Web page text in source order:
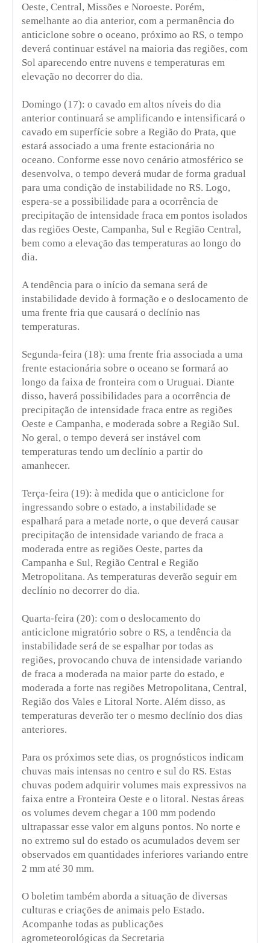
Oeste, Central, Missões e Noroeste. Porém,
semelhante ao dia anterior, com a permanência do
anticiclone sobre o oceano, próximo ao RS, o tempo
deverá continuar estável na maioria das regiões, com
Sol aparecendo entre nuvens e temperaturas em
elevação no decorrer do dia.
Domingo (17): o cavado em altos níveis do dia
anterior continuará se amplificando e intensificará o
cavado em superfície sobre a Região do Prata, que
estará associado a uma frente estacionária no
oceano. Conforme esse novo cenário atmosférico se
desenvolva, o tempo deverá mudar de forma gradual
para uma condição de instabilidade no RS. Logo,
espera-se a possibilidade para a ocorrência de
precipitação de intensidade fraca em pontos isolados
das regiões Oeste, Campanha, Sul e Região Central,
bem como a elevação das temperaturas ao longo do
dia.
A tendência para o início da semana será de
instabilidade devido à formação e o deslocamento de
uma frente fria que causará o declínio nas
temperaturas.
Segunda-feira (18): uma frente fria associada a uma
frente estacionária sobre o oceano se formará ao
longo da faixa de fronteira com o Uruguai. Diante
disso, haverá possibilidades para a ocorrência de
precipitação de intensidade fraca entre as regiões
Oeste e Campanha, e moderada sobre a Região Sul.
No geral, o tempo deverá ser instável com
temperaturas tendo um declínio a partir do
amanhecer.
Terça-feira (19): à medida que o anticiclone for
ingressando sobre o estado, a instabilidade se
espalhará para a metade norte, o que deverá causar
precipitação de intensidade variando de fraca a
moderada entre as regiões Oeste, partes da
Campanha e Sul, Região Central e Região
Metropolitana. As temperaturas deverão seguir em
declínio no decorrer do dia.
Quarta-feira (20): com o deslocamento do
anticiclone migratório sobre o RS, a tendência da
instabilidade será de se espalhar por todas as
regiões, provocando chuva de intensidade variando
de fraca a moderada na maior parte do estado, e
moderada a forte nas regiões Metropolitana, Central,
Região dos Vales e Litoral Norte. Além disso, as
temperaturas deverão ter o mesmo declínio dos dias
anteriores.
Para os próximos sete dias, os prognósticos indicam
chuvas mais intensas no centro e sul do RS. Estas
chuvas podem adquirir volumes mais expressivos na
faixa entre a Fronteira Oeste e o litoral. Nestas áreas
os volumes devem chegar a 100 mm podendo
ultrapassar esse valor em alguns pontos. No norte e
no extremo sul do estado os acumulados devem ser
observados em quantidades inferiores variando entre
2 mm até 30 mm.
O boletim também aborda a situação de diversas
culturas e criações de animais pelo Estado.
Acompanhe todas as publicações
agrometeorológicas da Secretaria